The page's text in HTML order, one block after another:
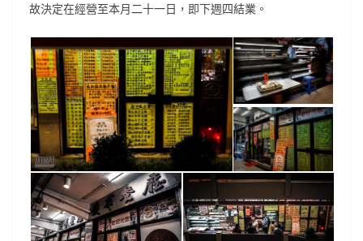
故決定在經營至本月二十一日，即下週四結業。